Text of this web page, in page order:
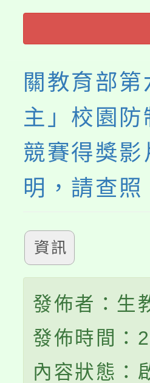
關教育部
主」校園
競賽得獎
明，請查照
資訊
發佈者：生
發佈時間：
內容狀態：